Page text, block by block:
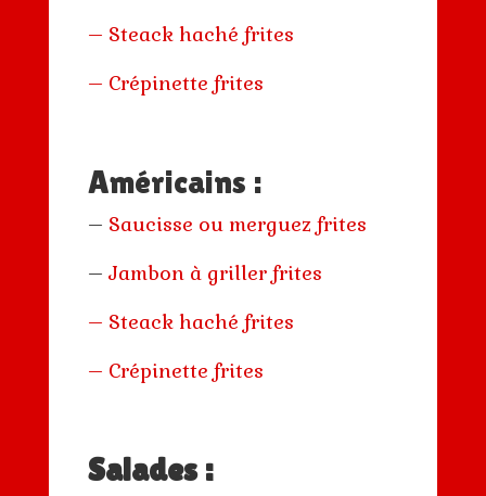
– Steack haché frites
– Crépinette frites
Américains :
– Saucisse ou merguez frites
– Jambon à griller frites
– Steack haché frites
– Crépinette frites
Salades :